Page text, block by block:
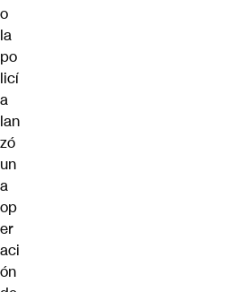
o
la
po
licí
a
lan
zó
un
a
op
er
aci
ón